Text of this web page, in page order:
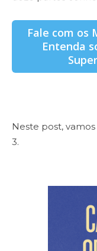
Fale com os
Entenda
Neste post,
3.